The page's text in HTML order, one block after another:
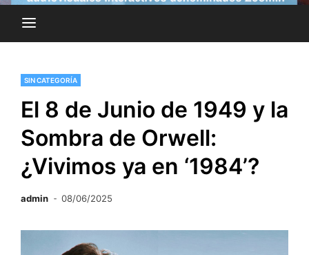
SIN CATEGORÍA
El 8 de Junio de 1949 y la
Sombra de Orwell:
¿Vivimos ya en ‘1984’?
admin 08/06/2025